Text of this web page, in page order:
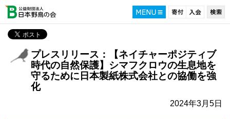
プレスリリース：【ネイチャーポジティブ
時代の自然保護】シマフクロウの生息地を
守るために日本製紙株式会社との協働を強
化
2024年3月5日